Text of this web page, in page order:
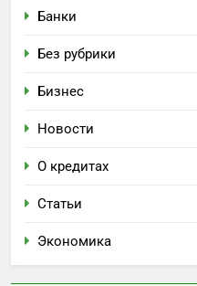
Банки
Без рубрики
Бизнес
Новости
О кредитах
Статьи
Экономика